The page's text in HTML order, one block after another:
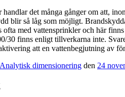
handlar det många gånger om att,
blir så låg som möjligt.
ofta med vattensprinkler och här
30 finns enligt tillverkarna inte.
att en vattenbegjutning av
Analytisk dimensionering den 24